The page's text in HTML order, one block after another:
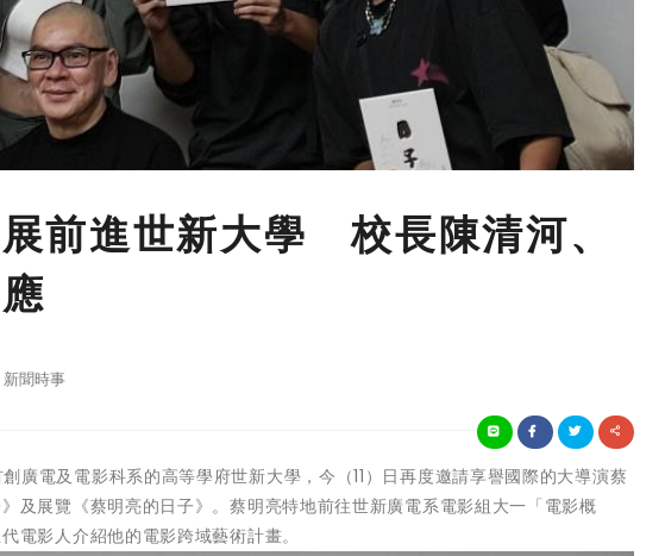
前進世新大學 校長陳清河、
新聞時事
電及電影科系的高等學府世新大學，今（11）日再度邀請享譽國際的大導演蔡
及展覽《蔡明亮的日子》。蔡明亮特地前往世新廣電系電影組大一「電影概
電影人介紹他的電影跨域藝術計畫。